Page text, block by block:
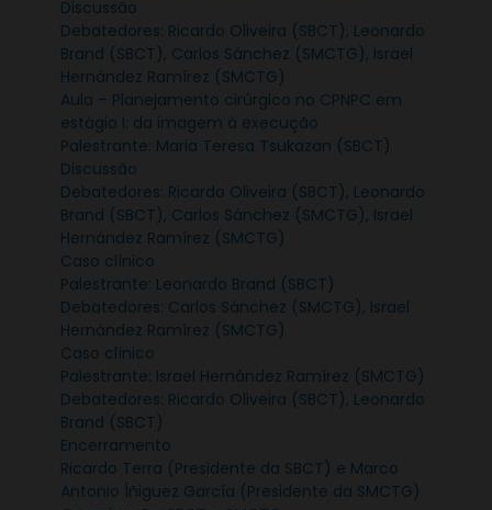
Discussão
Debatedores: Ricardo Oliveira (SBCT), Leonardo
Brand (SBCT), Carlos Sánchez (SMCTG), Israel
Hernández Ramírez (SMCTG)
Aula – Planejamento cirúrgico no CPNPC em
estágio I: da imagem à execução
Palestrante: Maria Teresa Tsukazan (SBCT)
Discussão
Debatedores: Ricardo Oliveira (SBCT), Leonardo
Brand (SBCT), Carlos Sánchez (SMCTG), Israel
Hernández Ramírez (SMCTG)
Caso clínico
Palestrante: Leonardo Brand (SBCT)
Debatedores: Carlos Sánchez (SMCTG), Israel
Hernández Ramírez (SMCTG)
Caso clínico
Palestrante: Israel Hernández Ramírez (SMCTG)
Debatedores: Ricardo Oliveira (SBCT), Leonardo
Brand (SBCT)
Encerramento
Ricardo Terra (Presidente da SBCT) e Marco
Antonio Íñiguez García (Presidente da SMCTG)